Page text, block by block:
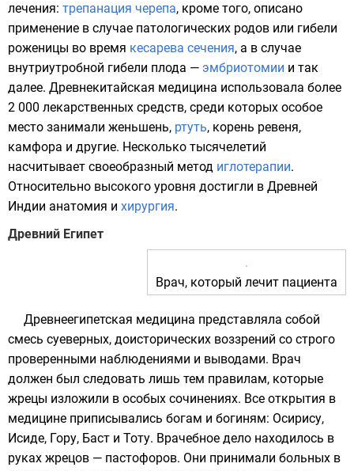
лечения: трепанация черепа, кроме того, описано
применение в случае патологических родов или гибели
роженицы во время кесарева сечения, а в случае
внутриутробной гибели плода — эмбриотомии и так
далее. Древнекитайская медицина использовала более
2 000 лекарственных средств, среди которых особое
место занимали женьшень, ртуть, корень ревеня,
камфора и другие. Несколько тысячелетий
насчитывает своеобразный метод иглотерапии.
Относительно высокого уровня достигли в Древней
Индии анатомия и хирургия.
Древний Египет
Врач, который лечит пациента
Древнеегипетская медицина представляла собой
смесь суеверных, доисторических воззрений со строго
проверенными наблюдениями и выводами. Врач
должен был следовать лишь тем правилам, которые
жрецы изложили в особых сочинениях. Все открытия в
медицине приписывались богам и богиням: Осирису,
Исиде, Гору, Баст и Тоту. Врачебное дело находилось в
руках жрецов — пастофоров. Они принимали больных в